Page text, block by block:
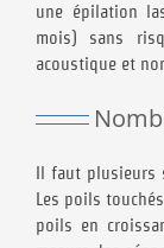
une épilation
mois) sans
acoustique et
Il faut plusieurs
Les poils
poils en